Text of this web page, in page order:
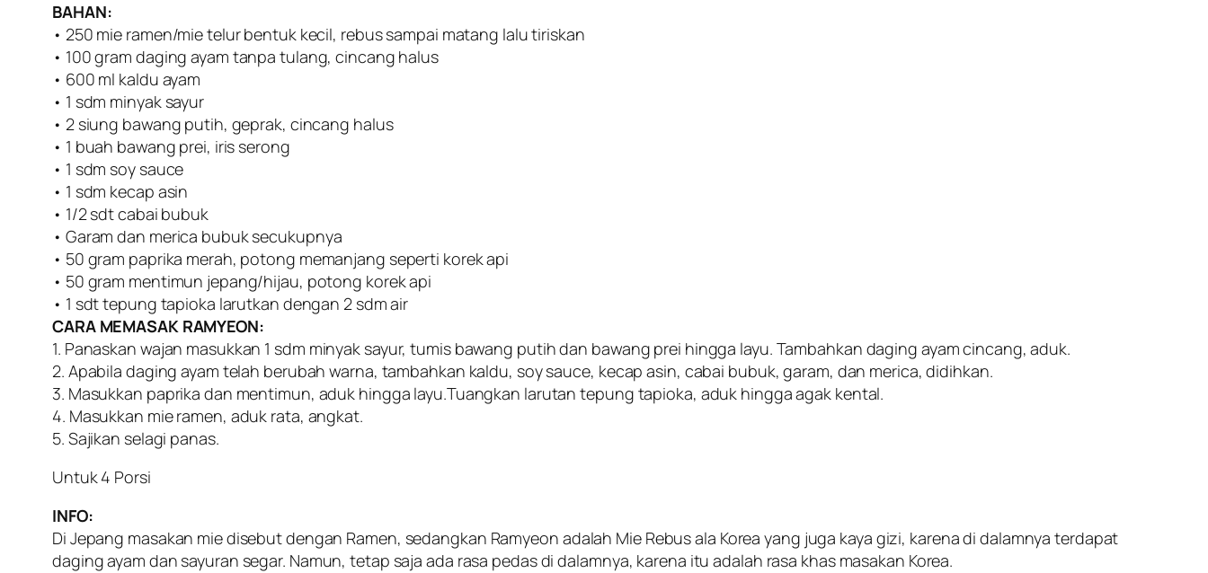
BAHAN:
• 250 mie ramen/mie telur bentuk kecil, rebus sampai matang lalu tiriskan
• 100 gram daging ayam tanpa tulang, cincang halus
• 600 ml kaldu ayam
• 1 sdm minyak sayur
• 2 siung bawang putih, geprak, cincang halus
• 1 buah bawang prei, iris serong
• 1 sdm soy sauce
• 1 sdm kecap asin
• 1/2 sdt cabai bubuk
• Garam dan merica bubuk secukupnya
• 50 gram paprika merah, potong memanjang seperti korek api
• 50 gram mentimun jepang/hijau, potong korek api
• 1 sdt tepung tapioka larutkan dengan 2 sdm air
CARA MEMASAK RAMYEON:
1. Panaskan wajan masukkan 1 sdm minyak sayur, tumis bawang putih dan bawang prei hingga layu. Tambahkan daging ayam cincang, aduk.
2. Apabila daging ayam telah berubah warna, tambahkan kaldu, soy sauce, kecap asin, cabai bubuk, garam, dan merica, didihkan.
3. Masukkan paprika dan mentimun, aduk hingga layu.Tuangkan larutan tepung tapioka, aduk hingga agak kental.
4. Masukkan mie ramen, aduk rata, angkat.
5. Sajikan selagi panas.
Untuk 4 Porsi
INFO:
Di Jepang masakan mie disebut dengan Ramen, sedangkan Ramyeon adalah Mie Rebus ala Korea yang juga kaya gizi, karena di dalamnya terdapat
daging ayam dan sayuran segar. Namun, tetap saja ada rasa pedas di dalamnya, karena itu adalah rasa khas masakan Korea.